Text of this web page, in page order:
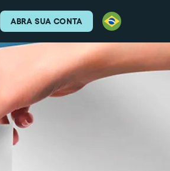
ABRA SUA CONTA